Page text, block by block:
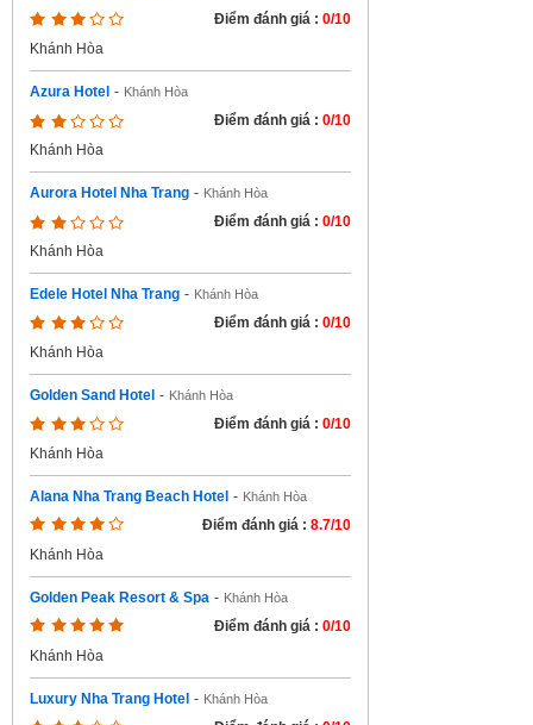
Điểm đánh giá : 0/10
Khánh Hòa
Azura Hotel - Khánh Hòa
Điểm đánh giá : 0/10
Khánh Hòa
Aurora Hotel Nha Trang - Khánh Hòa
Điểm đánh giá : 0/10
Khánh Hòa
Edele Hotel Nha Trang - Khánh Hòa
Điểm đánh giá : 0/10
Khánh Hòa
Golden Sand Hotel - Khánh Hòa
Điểm đánh giá : 0/10
Khánh Hòa
Alana Nha Trang Beach Hotel - Khánh Hòa
Điểm đánh giá : 8.7/10
Khánh Hòa
Golden Peak Resort & Spa - Khánh Hòa
Điểm đánh giá : 0/10
Khánh Hòa
Luxury Nha Trang Hotel - Khánh Hòa